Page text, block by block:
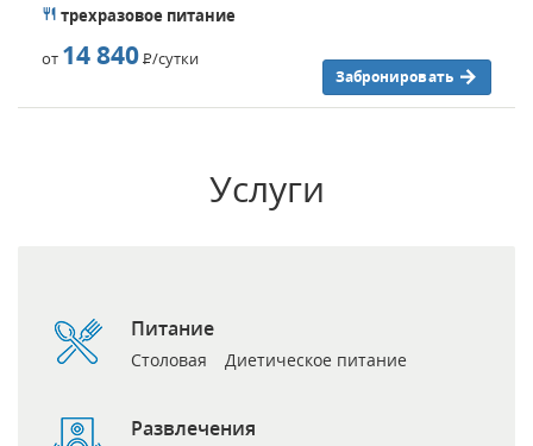
трехразовое питание
от 14 840Р/сутки
Забронировать
Услуги
Питание
Столовая Диетическое питание
Развлечения